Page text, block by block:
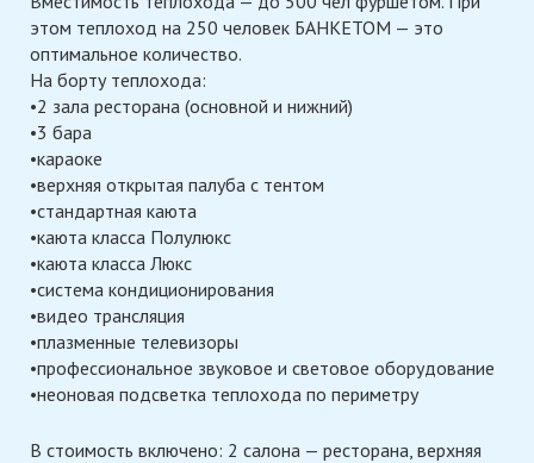
этом теплоход на 250 человек БАНКЕТОМ — это
оптимальное количество.
На борту теплохода:
•2 зала ресторана (основной и нижний)
•3 бара
•караоке
•верхняя открытая палуба с тентом
•стандартная каюта
•каюта класса Полулюкс
•каюта класса Люкс
•система кондиционирования
•видео трансляция
•плазменные телевизоры
•профессиональное звуковое и световое оборудование
•неоновая подсветка теплохода по периметру
В стоимость включено: 2 салона — ресторана, верхняя